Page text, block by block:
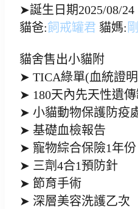
➤誕生日期2025/08/24
貓爸:飼戒罐君 貓媽:
貓舍售出小貓附
➤ TICA綠單(血統證
➤ 180天內先天性遺
➤ 小貓動物保護防疫
➤ 基礎血檢報告
➤ 寵物綜合保險1年份
➤ 三劑4合1預防針
➤ 節育手術
➤ 深層美容洗護乙次